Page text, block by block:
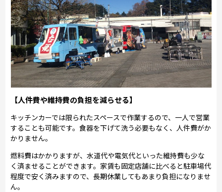
【人件費や維持費の負担を減らせる】
キッチンカーでは限られたスペースで作業するので、一人で営業
することも可能です。食器を下げて洗う必要もなく、人件費がか
かりません。
燃料費はかかりますが、水道代や電気代といった維持費も少な
く済ませることができます。家賃も固定店舗に比べると駐車場代
程度で安く済みますので、長期休業してもあまり負担になりませ
ん。